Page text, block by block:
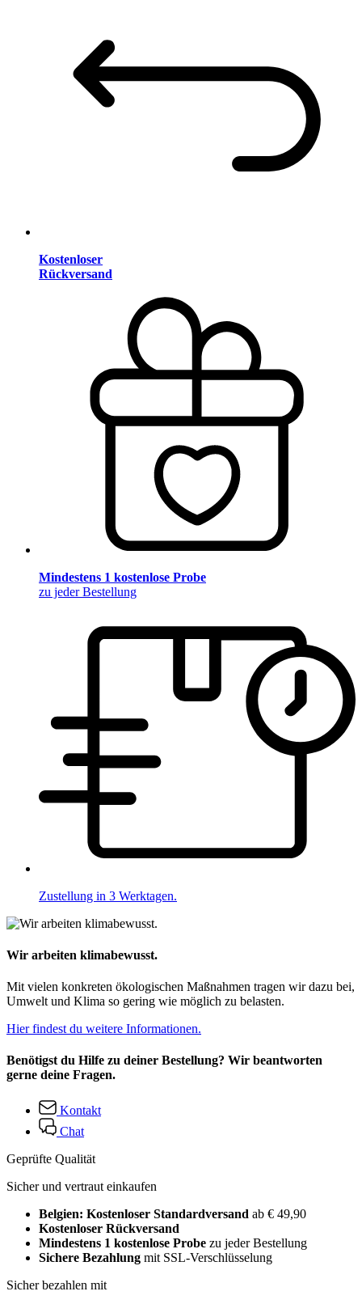
Kostenloser
Rückversand
Mindestens 1 kostenlose Probe
zu jeder Bestellung
Zustellung in 3 Werktagen.
Wir arbeiten klimabewusst.
Mit vielen konkreten ökologischen Maßnahmen tragen wir dazu bei,
Umwelt und Klima so gering wie möglich zu belasten.
Hier findest du weitere Informationen.
Benötigst du Hilfe zu deiner Bestellung? Wir beantworten
gerne deine Fragen.
Kontakt
Chat
Geprüfte Qualität
Sicher und vertraut einkaufen
Belgien: Kostenloser Standardversand ab € 49,90
Kostenloser Rückversand
Mindestens 1 kostenlose Probe zu jeder Bestellung
Sichere Bezahlung mit SSL-Verschlüsselung
Sicher bezahlen mit